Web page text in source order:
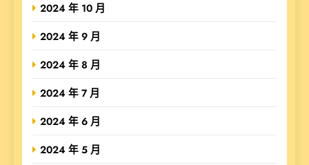
2024 年 10 月
2024 年 9 月
2024 年 8 月
2024 年 7 月
2024 年 6 月
2024 年 5 月